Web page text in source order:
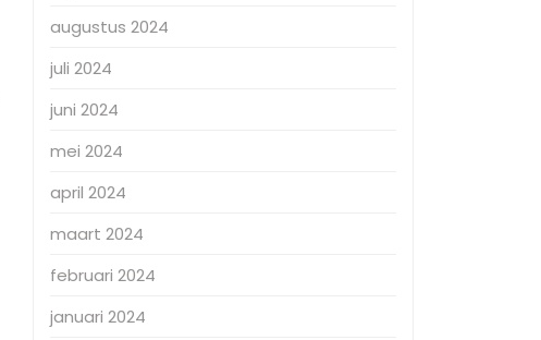
augustus 2024
juli 2024
juni 2024
mei 2024
april 2024
maart 2024
februari 2024
januari 2024